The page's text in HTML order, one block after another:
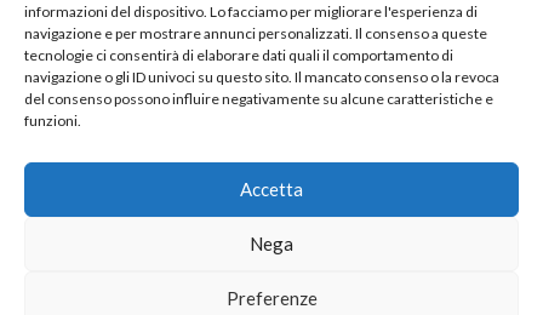
informazioni del dispositivo. Lo facciamo per migliorare l'esperienza di
navigazione e per mostrare annunci personalizzati. Il consenso a queste
tecnologie ci consentirà di elaborare dati quali il comportamento di
navigazione o gli ID univoci su questo sito. Il mancato consenso o la revoca
del consenso possono influire negativamente su alcune caratteristiche e
funzioni.
Accetta
Nega
Preferenze